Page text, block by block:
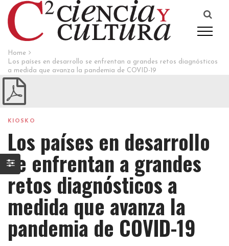
Home
Los países en desarrollo se enfrentan a grandes retos diagnósticos
a medida que avanza la pandemia de COVID-19
KIOSKO
Los países en desarrollo
se enfrentan a grandes
retos diagnósticos a
medida que avanza la
pandemia de COVID-19